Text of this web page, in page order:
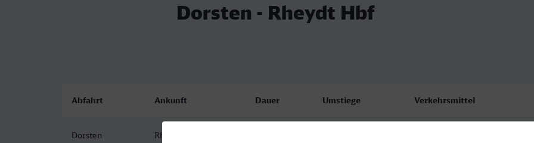
Dorsten - Rheydt Hbf
Abfahrt Ankunft Dauer Umstiege Verkehrsmittel
Dorsten
Rheydt Hbf